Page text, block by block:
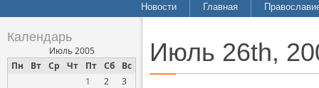
Новости
Межконфессиональные
отношения
Главная
История
Календарь
Июль 2005
Пн
Вт Ср Чт Пт Сб Вс
1 2
3
Июль 26th,